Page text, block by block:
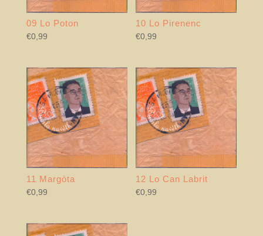
09 Lo Poton
€0,99
10 Lo Pirenenc
€0,99
11 Margòta
€0,99
12 Lo Can Labrit
€0,99